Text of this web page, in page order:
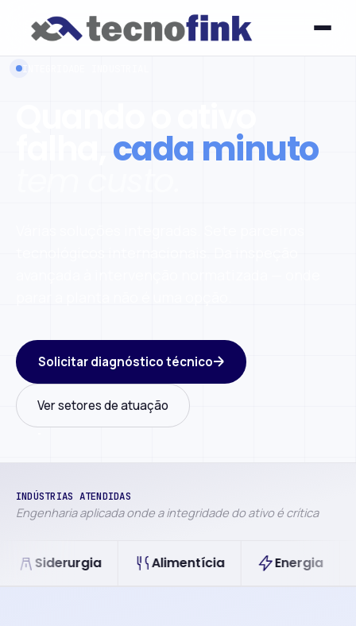
cada minuto
Solicitar diagnóstico técnico
Ver setores de atuação
INDÚSTRIAS ATENDIDAS
Engenharia aplicada onde a integridade do ativo é crítica
Alimentícia Energia